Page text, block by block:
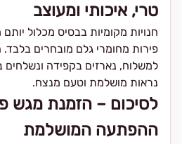
טרי, איכותי ומעוצב
חנויות מקומיות בבסיס מכלול
פירות מחומרי גלם מובחרים
למשלוח, נארזים בקפידה
נראות מושלמת וטעם מנצח.
לסיכום – הזמנת מגש
ההפתעה המושלמת